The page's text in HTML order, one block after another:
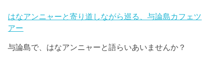
はなアンニャーと寄り道しながら巡る、与論島カフェツ
アー
与論島で、はなアンニャーと語らいあいませんか？